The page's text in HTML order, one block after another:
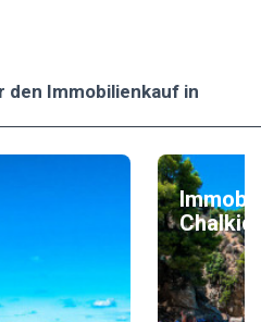
Immobilienkauf in